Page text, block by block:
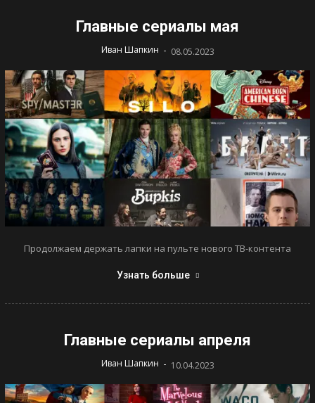
Главные сериалы мая
Иван Шапкин - 08.05.2023
Продолжаем держать лапки на пульте нового ТВ-контента
Узнать больше
Главные сериалы апреля
Иван Шапкин - 10.04.2023